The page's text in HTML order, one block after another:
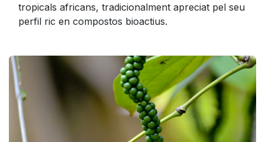
tropicals africans, tradicionalment apreciat pel seu
perfil ric en compostos bioactius.